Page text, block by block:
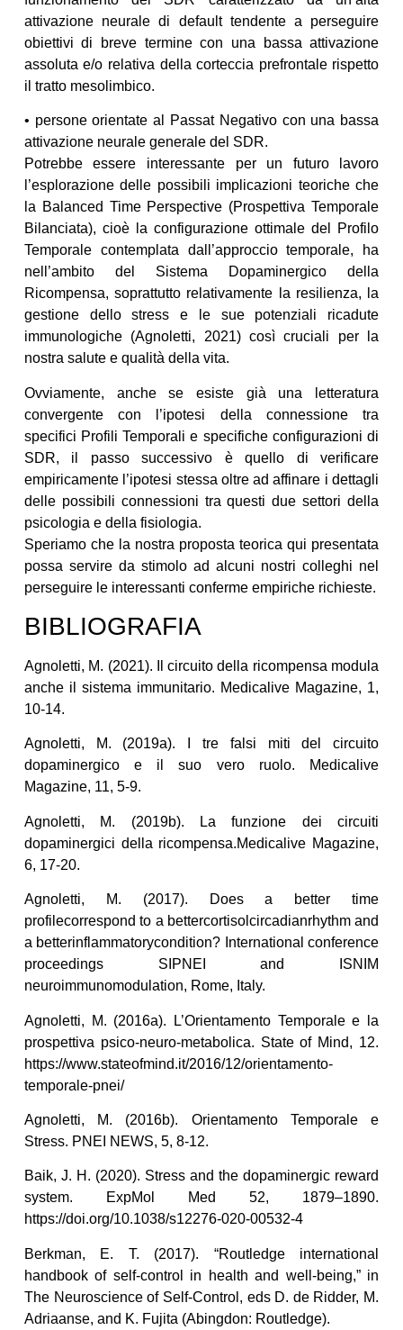
attivazione neurale di default tendente a perseguire
obiettivi di breve termine con una bassa attivazione
assoluta e/o relativa della corteccia prefrontale rispetto
il tratto mesolimbico.
• persone orientate al Passat Negativo con una bassa
attivazione neurale generale del SDR.
Potrebbe essere interessante per un futuro lavoro
l’esplorazione delle possibili implicazioni teoriche che
la Balanced Time Perspective (Prospettiva Temporale
Bilanciata), cioè la configurazione ottimale del Profilo
Temporale contemplata dall’approccio temporale, ha
nell’ambito del Sistema Dopaminergico della
Ricompensa, soprattutto relativamente la resilienza, la
gestione dello stress e le sue potenziali ricadute
immunologiche (Agnoletti, 2021) così cruciali per la
nostra salute e qualità della vita.
Ovviamente, anche se esiste già una letteratura
convergente con l’ipotesi della connessione tra
specifici Profili Temporali e specifiche configurazioni di
SDR, il passo successivo è quello di verificare
empiricamente l’ipotesi stessa oltre ad affinare i dettagli
delle possibili connessioni tra questi due settori della
psicologia e della fisiologia.
Speriamo che la nostra proposta teorica qui presentata
possa servire da stimolo ad alcuni nostri colleghi nel
perseguire le interessanti conferme empiriche richieste.
BIBLIOGRAFIA
Agnoletti, M. (2021). Il circuito della ricompensa modula
anche il sistema immunitario. Medicalive Magazine, 1,
10-14.
Agnoletti, M. (2019a). I tre falsi miti del circuito
dopaminergico e il suo vero ruolo. Medicalive
Magazine, 11, 5-9.
Agnoletti, M. (2019b). La funzione dei circuiti
dopaminergici della ricompensa.Medicalive Magazine,
6, 17-20.
Agnoletti, M. (2017). Does a better time
profilecorrespond to a bettercortisolcircadianrhythm and
a betterinflammatorycondition? International conference
proceedings SIPNEI and ISNIM
neuroimmunomodulation, Rome, Italy.
Agnoletti, M. (2016a). L’Orientamento Temporale e la
prospettiva psico-neuro-metabolica. State of Mind, 12.
https://www.stateofmind.it/2016/12/orientamento-
temporale-pnei/
Agnoletti, M. (2016b). Orientamento Temporale e
Stress. PNEI NEWS, 5, 8-12.
Baik, J. H. (2020). Stress and the dopaminergic reward
system. ExpMol Med 52, 1879–1890.
https://doi.org/10.1038/s12276-020-00532-4
Berkman, E. T. (2017). “Routledge international
handbook of self-control in health and well-being,” in
The Neuroscience of Self-Control, eds D. de Ridder, M.
Adriaanse, and K. Fujita (Abingdon: Routledge).